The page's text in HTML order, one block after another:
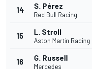
14 S. Pérez
Red Bull Racing
15 L. Stroll
Aston Martin Racing
16 G. Russell
Mercedes